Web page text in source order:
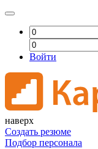
Войти
наверх
Создать резюме
Подбор персонала